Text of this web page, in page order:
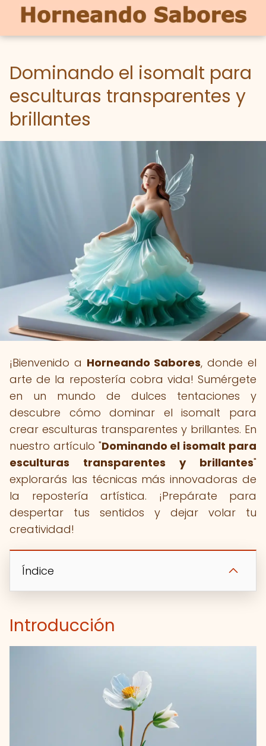
Dominando el isomalt para
esculturas transparentes y
brillantes
¡Bienvenido a Horneando Sabores, donde el
arte de la repostería cobra vida! Sumérgete
en un mundo de dulces tentaciones y
descubre cómo dominar el isomalt para
crear esculturas transparentes y brillantes. En
nuestro artículo "Dominando el isomalt para
esculturas transparentes y brillantes"
explorarás las técnicas más innovadoras de
la repostería artística. ¡Prepárate para
despertar tus sentidos y dejar volar tu
creatividad!
Índice
Introducción